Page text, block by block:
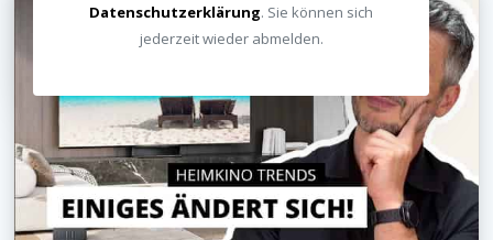
Datenschutzerklärung. Sie können sich
jederzeit wieder abmelden.